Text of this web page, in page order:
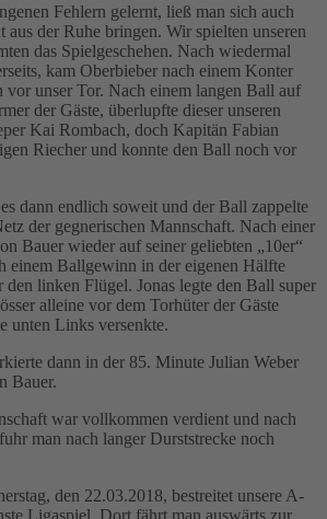
Fehlern gelernt, ließ man sich auch
aus der Ruhe bringen. Wir spielten unseren
das Spielgeschehen. Nach wiedermal
kam Oberbieber nach einem Konter
vor unser Tor. Nach einem langen Ball auf
der Gäste, überlupfte dieser unseren
Kai Rombach, doch Kapitän Fabian
Riecher und konnte den Ball noch vor
dann endlich soweit und der Ball zappelte
der gegnerischen Mannschaft. Nach einer
Bauer wieder auf seiner geliebten „10er“
einem Ballgewinn in der eigenen Hälfte
linken Flügel. Jonas legte den Ball super
alleine vor dem Torhüter der Gäste
unten Links versenkte.
dann in der 85. Minute Julian Weber
Bauer.
war vollkommen verdient und nach
man nach langer Durststrecke noch
den 22.03.2018, bestreitet unsere A-
Ligaspiel. Dort fährt man auswärts zur